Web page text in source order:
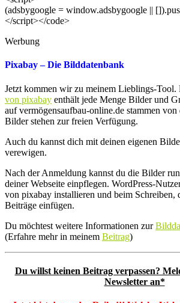
(adsbygoogle = window.adsbygoogle ||
</script></code>
Werbung
Pixabay – Die Bilddatenbank
Jetzt kommen wir zu meinem Lieblings-Tool.
von pixabay enthält jede Menge Bilder und
auf vermögensaufbau-online.de stammen
Bilder stehen zur freien Verfügung.
Auch du kannst dich mit deinen eigenen
verewigen.
Nach der Anmeldung kannst du die Bilder
deiner Webseite einpflegen. WordPress-
von pixabay installieren und beim Schreiben,
Beiträge einfügen.
Du möchtest weitere Informationen zur
(Erfahre mehr in meinem Beitrag)
Du willst keinen Beitrag verpassen?
Newsletter an*